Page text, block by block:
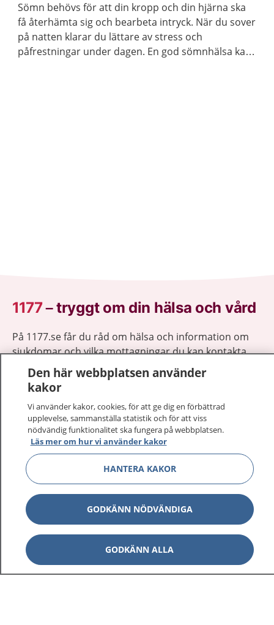
Sömn behövs för att din kropp och din hjärna ska
få återhämta sig och bearbeta intryck. När du sover
på natten klarar du lättare av stress och
påfrestningar under dagen. En god sömnhälsa kan
1177–tryggt om din hälsa och vård
På 1177.se får du råd om hälsa och information om
sjukdomar och vilka mottagningar du kan kontakta.
Logga in för att läsa din journal och göra dina
vårdärenden. Ring telefonnummer 1177 för
sjukvårdsrådgivning dygnet runt.
1177 ger dig råd när du vill må bättre.
1177 på flera språk Visa
Om 1177 Visa
Kontakt Visa
Den här webbplatsen använder
kakor
Vi använder kakor, cookies, för att ge dig en förbättrad
upplevelse, sammanställa statistik och för att viss
nödvändig funktionalitet ska fungera på webbplatsen.
Läs mer om hur vi använder kakor
HANTERA KAKOR
GODKÄNN NÖDVÄNDIGA
GODKÄNN ALLA